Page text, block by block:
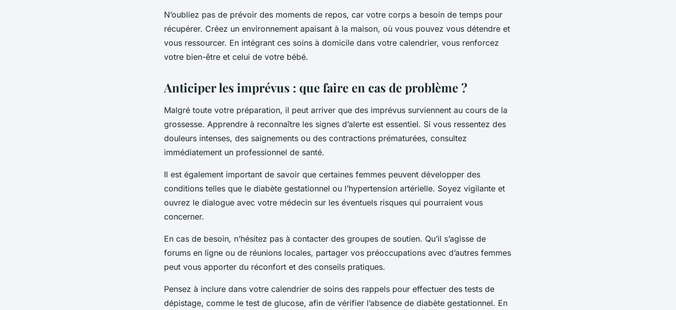
N’oubliez pas de prévoir des moments de repos, car votre corps a besoin de temps pour
récupérer. Créez un environnement apaisant à la maison, où vous pouvez vous détendre et
vous ressourcer. En intégrant ces soins à domicile dans votre calendrier, vous renforcez
votre bien-être et celui de votre bébé.
Anticiper les imprévus : que faire en cas de problème ?
Malgré toute votre préparation, il peut arriver que des imprévus surviennent au cours de la
grossesse. Apprendre à reconnaître les signes d’alerte est essentiel. Si vous ressentez des
douleurs intenses, des saignements ou des contractions prématurées, consultez
immédiatement un professionnel de santé.
Il est également important de savoir que certaines femmes peuvent développer des
conditions telles que le diabète gestationnel ou l’hypertension artérielle. Soyez vigilante et
ouvrez le dialogue avec votre médecin sur les éventuels risques qui pourraient vous
concerner.
En cas de besoin, n’hésitez pas à contacter des groupes de soutien. Qu’il s’agisse de
forums en ligne ou de réunions locales, partager vos préoccupations avec d’autres femmes
peut vous apporter du réconfort et des conseils pratiques.
Pensez à inclure dans votre calendrier de soins des rappels pour effectuer des tests de
dépistage, comme le test de glucose, afin de vérifier l’absence de diabète gestationnel. En